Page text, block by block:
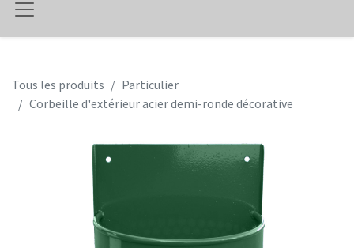
Tous les produits
Particulier
Corbeille d'extérieur acier demi-ronde décorative